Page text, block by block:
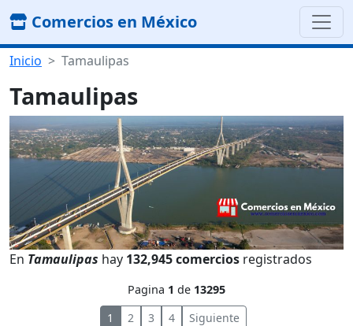
Comercios en México
Inicio Tamaulipas
Tamaulipas
En Tamaulipas hay 132,945 comercios registrados
Pagina 1 de 13295
1
2 3 4 Siguiente